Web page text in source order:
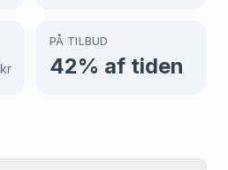
kr
PÅ TILBUD
42% af tiden